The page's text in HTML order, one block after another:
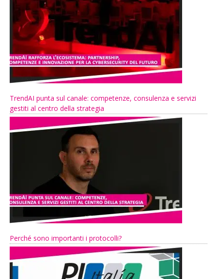
TrendAI punta sul canale: competenze, consulenza e servizi
gestiti al centro della strategia
Perché sono importanti i protocolli?